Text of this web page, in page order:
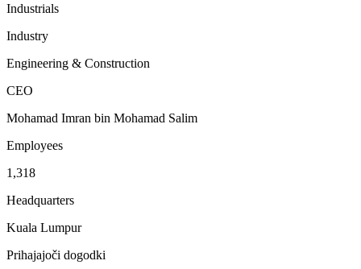
Industrials
Industry
Engineering & Construction
CEO
Mohamad Imran bin Mohamad Salim
Employees
1,318
Headquarters
Kuala Lumpur
Prihajajoči dogodki